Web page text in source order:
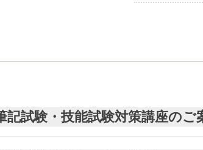
記試験・技能試験対策講座のご